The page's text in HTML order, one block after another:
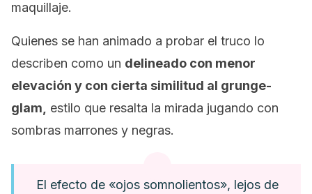
maquillaje.
Quienes se han animado a probar el truco lo
describen como un delineado con menor
elevación y con cierta similitud al grunge-
glam
estilo que resalta la mirada jugando con
sombras marrones y negras.
El efecto de «ojos somnolientos», lejos de